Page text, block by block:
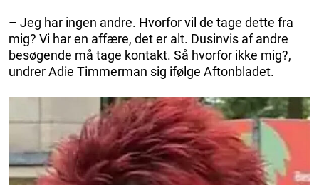
– Jeg har ingen andre. Hvorfor vil de tage dette fra
mig? Vi har en affære, det er alt. Dusinvis af andre
besøgende må tage kontakt. Så hvorfor ikke mig?,
undrer Adie Timmerman sig ifølge Aftonbladet.